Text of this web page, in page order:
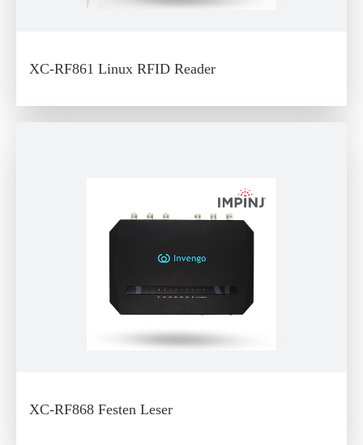
XC-RF861 Linux RFID Reader
XC-RF868 Festen Leser